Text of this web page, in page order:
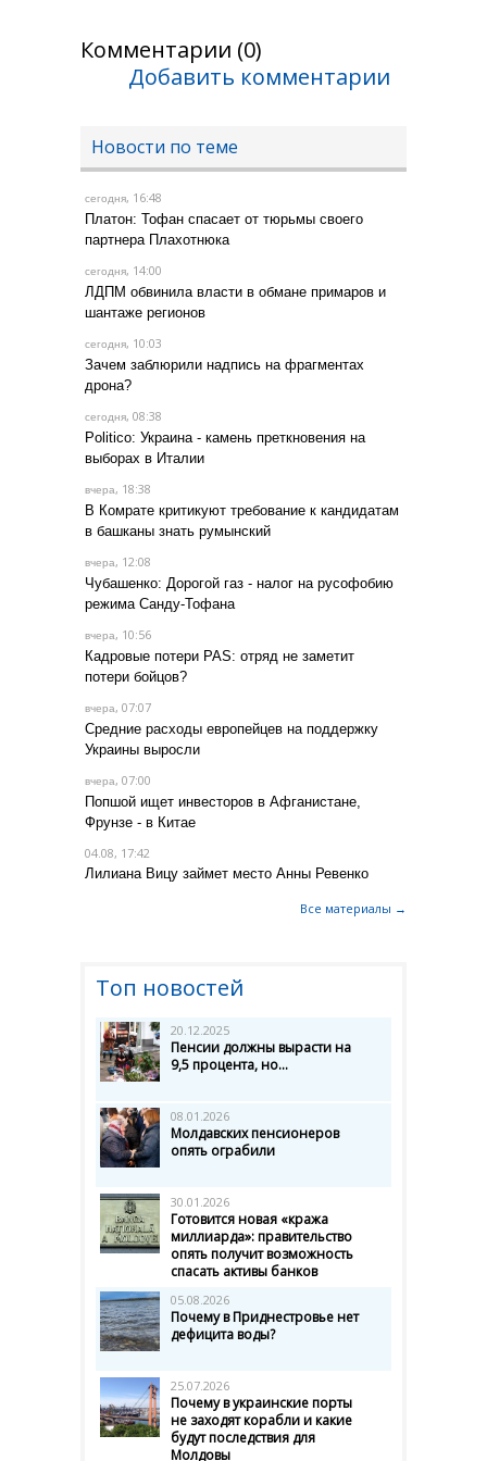
Комментарии (0)
Добавить комментарии
Новости по теме
сегодня, 16:48
Платон: Тофан спасает от тюрьмы своего
партнера Плахотнюка
сегодня, 14:00
ЛДПМ обвинила власти в обмане примаров и
шантаже регионов
сегодня, 10:03
Зачем заблюрили надпись на фрагментах
дрона?
сегодня, 08:38
Politico: Украина - камень преткновения на
выборах в Италии
вчера, 18:38
В Комрате критикуют требование к кандидатам
в башканы знать румынский
вчера, 12:08
Чубашенко: Дорогой газ - налог на русофобию
режима Санду-Тофана
вчера, 10:56
Кадровые потери PAS: отряд не заметит
потери бойцов?
вчера, 07:07
Средние расходы европейцев на поддержку
Украины выросли
вчера, 07:00
Попшой ищет инвесторов в Афганистане,
Фрунзе - в Китае
04.08, 17:42
Лилиана Вицу займет место Анны Ревенко
Все материалы →
Топ новостей
20.12.2025
Пенсии должны вырасти на
9,5 процента, но...
08.01.2026
Молдавских пенсионеров
опять ограбили
30.01.2026
Готовится новая «кража
миллиарда»: правительство
опять получит возможность
спасать активы банков
05.08.2026
Почему в Приднестровье нет
дефицита воды?
25.07.2026
Почему в украинские порты
не заходят корабли и какие
будут последствия для
Молдовы